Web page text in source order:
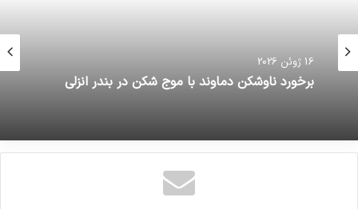
16 ژوئن 2026
ﺑﺮﺧﻮﺭﺩ ﻧﺎﻭﺷﮑﻦ دماوند ﺑﺎ ﻣﻮﺝ ﺷﮑﻦ ﺩﺭ ﺑﻨﺪﺭ ﺍﻧﺰﻟﯽ